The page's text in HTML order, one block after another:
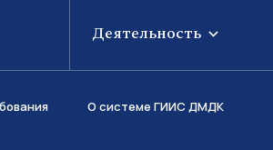
Деятельность
О системе ГИИС ДМДК